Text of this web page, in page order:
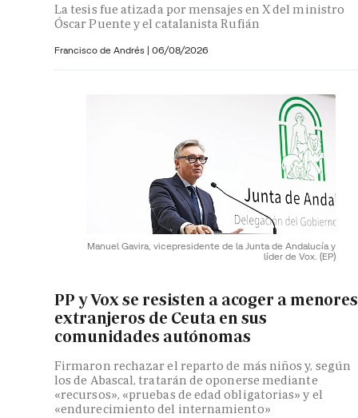
La tesis fue atizada por mensajes en X del ministro
Óscar Puente y el catalanista Rufián
Francisco de Andrés | 06/08/2026
Manuel Gavira, vicepresidente de la Junta de Andalucía y
líder de Vox. (EP)
PP y Vox se resisten a acoger a menores
extranjeros de Ceuta en sus
comunidades autónomas
Firmaron rechazar el reparto de más niños y, según
los de Abascal, tratarán de oponerse mediante
«recursos», «pruebas de edad obligatorias» y el
«endurecimiento del internamiento»